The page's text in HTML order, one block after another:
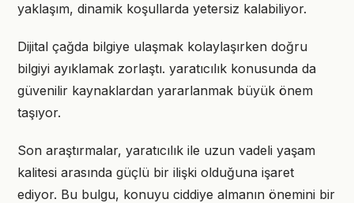
yaklaşım, dinamik koşullarda yetersiz kalabiliyor.
Dijital çağda bilgiye ulaşmak kolaylaşırken doğru
bilgiyi ayıklamak zorlaştı. yaratıcılık konusunda da
güvenilir kaynaklardan yararlanmak büyük önem
taşıyor.
Son araştırmalar, yaratıcılık ile uzun vadeli yaşam
kalitesi arasında güçlü bir ilişki olduğuna işaret
ediyor. Bu bulgu, konuyu ciddiye almanın önemini bir